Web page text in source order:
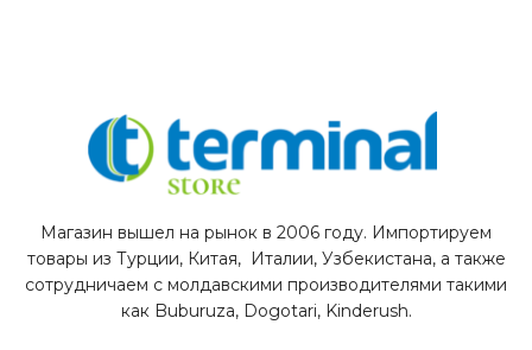
Магазин вышел на рынок в 2006 году. Импортируем
товары из Турции, Китая, Италии, Узбекистана, а также
сотрудничаем с молдавскими производителями такими
как Buburuza, Dogotari, Kinderush.